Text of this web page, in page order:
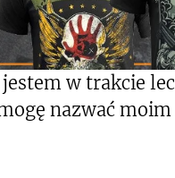
jestem w trakcie
nazwać